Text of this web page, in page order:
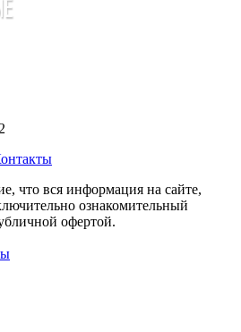
что вся информация на сайте,
ознакомительный
офертой.